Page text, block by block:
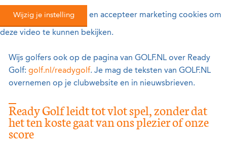
Wijzig je instelling en accepteer marketing cookies om
deze video te kunnen bekijken.
Wijs golfers ook op de pagina van GOLF.NL over Ready
Golf: golf.nl/readygolf. Je mag de teksten van GOLF.NL
overnemen op je clubwebsite en in nieuwsbrieven.
Ready Golf leidt tot vlot spel, zonder dat
het ten koste gaat van ons plezier of onze
score